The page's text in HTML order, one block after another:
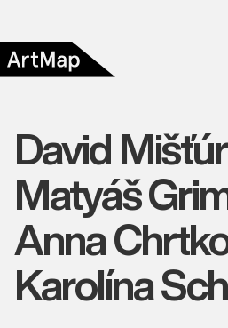
David
Matyáš
Anna
Karolína